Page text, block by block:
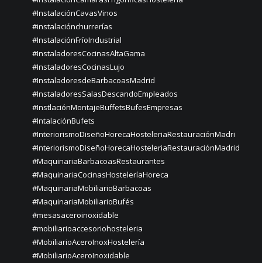
#InstalaciónCavasVinos
#instalaciónchurrerías
#InstalaciónFríoIndustrial
#InstaladoresCocinasAltaGama
#InstaladoresCocinasLujo
#InstaladoresdeBarbacoasMadrid
#InstaladoresSalasDescandoEmpleados
#InstlaciónMontajeBuffetsBufesEmpresas
#IntalaciónBufets
#InteriorismoDiseñoHorecaHosteleriaRestauraciónMadri
#InteriorismoDiseñoHorecaHosteleriaRestauraciónMadrid
#MaquinariaBarbacoasRestaurantes
#MaquinariaCocinasHosteleríaHoreca
#MaquinariaMobiliarioBarbacoas
#MaquinariaMobiliarioBufés
#mesasaceroinoxidable
#mobiliarioaccesoriohosteleria
#MobiliarioAceroInoxHostelería
#MobiliarioAceroInoxidable